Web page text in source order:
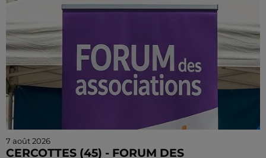
7 août 2026
CERCOTTES (45) - FORUM DES